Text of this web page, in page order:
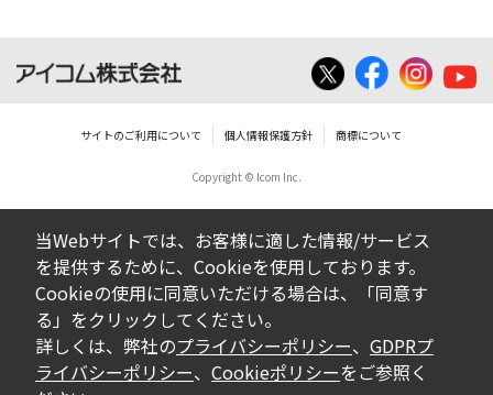
ダウンロードした取扱説明書等に使用され
の転用は一切出来ません。
ダウンロードした取扱説明書およびその他す
べての掲載物の変更は一切行わないでくださ
い。お客様による内容の変更により、何らか
の欠陥が生じたとしても、弊社では一切の保
証をいたしません。また、内容の変更の結
果、万一お客様に損害が生じたとしても、弊
社及び販売店等は一切の責任を負いません。
サイトのご利用について 個人情報保護方針 商標について
Copyright © Icom Inc.
当Webサイトでは、お客様に適した情報/サービス
を提供するために、Cookieを使用しております。
Cookieの使用に同意いただける場合は、「同意す
る」をクリックしてください。
詳しくは、弊社のプライバシーポリシー、 GDPRプ
ライバシーポリシー、 Cookieポリシーをご参照く